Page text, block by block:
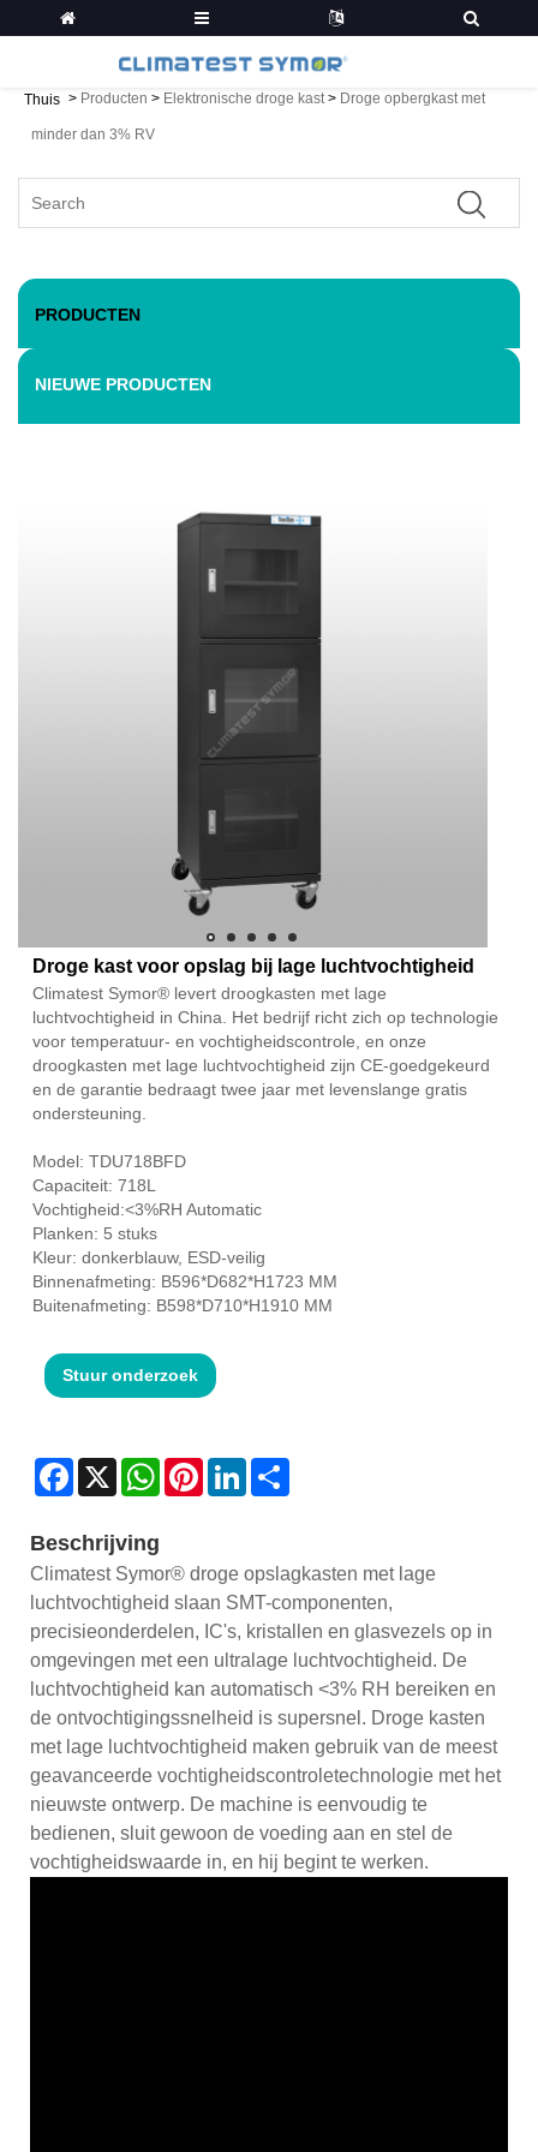
Thuis > Producten > Elektronische droge kast> Droge opbergkast met
minder dan 3% RV
PRODUCTEN
NIEUWE PRODUCTEN
Droge kast voor opslag bij lage luchtvochtigheid
Climatest Symor® levert droogkasten met lage
luchtvochtigheid in China. Het bedrijf richt zich op technologie
voor temperatuur- en vochtigheidscontrole, en onze
droogkasten met lage luchtvochtigheid zijn CE-goedgekeurd
en de garantie bedraagt ​​twee jaar met levenslange gratis
ondersteuning.
Model: TDU718BFD
Capaciteit: 718L
Vochtigheid:<3%RH Automatic
Planken: 5 stuks
Kleur: donkerblauw, ESD-veilig
Binnenafmeting: B596*D682*H1723 MM
Buitenafmeting: B598*D710*H1910 MM
Stuur onderzoek
Facebook
X WhatsAppPinterestLinkedIn
Beschrijving
Climatest Symor® droge opslagkasten met lage
luchtvochtigheid slaan SMT-componenten,
precisieonderdelen, IC's, kristallen en glasvezels op in
omgevingen met een ultralage luchtvochtigheid. De
luchtvochtigheid kan automatisch <3% RH bereiken en
de ontvochtigingssnelheid is supersnel. Droge kasten
met lage luchtvochtigheid maken gebruik van de meest
geavanceerde vochtigheidscontroletechnologie met het
nieuwste ontwerp. De machine is eenvoudig te
bedienen, sluit gewoon de voeding aan en stel de
vochtigheidswaarde in, en hij begint te werken.